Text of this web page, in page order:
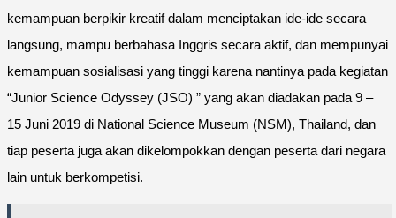
kemampuan berpikir kreatif dalam menciptakan ide-ide secara
langsung, mampu berbahasa Inggris secara aktif, dan mempunyai
kemampuan sosialisasi yang tinggi karena nantinya pada kegiatan
“Junior Science Odyssey (JSO) ” yang akan diadakan pada 9 –
15 Juni 2019 di National Science Museum (NSM), Thailand, dan
tiap peserta juga akan dikelompokkan dengan peserta dari negara
lain untuk berkompetisi.